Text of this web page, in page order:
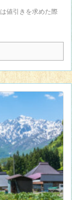
値引きを求めた際